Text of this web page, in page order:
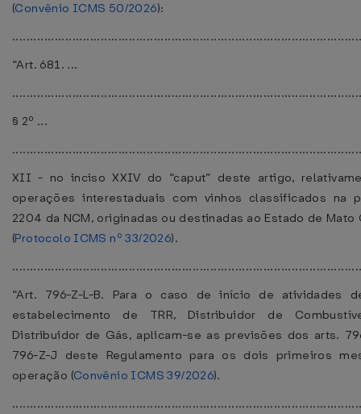
(Convênio ICMS 50/2026):
“Art. 681. ...
§ 2º ...
XII - no inciso XXIV do “caput” deste artigo,
operações interestaduais com vinhos classificados na
2204 da NCM, originadas ou destinadas ao Estado de Mato
(Protocolo ICMS nº 33/2026).
“Art. 796-Z-L-B. Para o caso de início de atividades
estabelecimento de TRR, Distribuidor de
Distribuidor de Gás, aplicam-se as previsões dos arts.
796-Z-J deste Regulamento para os dois primeiros
operação (Convênio ICMS 39/2026).